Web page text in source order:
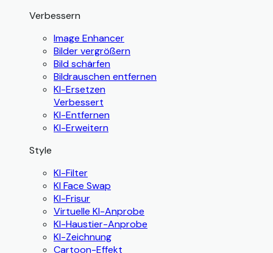
Verbessern
Image Enhancer
Bilder vergrößern
Bild schärfen
Bildrauschen entfernen
KI-Ersetzen
Verbessert
KI-Entfernen
KI-Erweitern
Style
KI-Filter
KI Face Swap
KI-Frisur
Virtuelle KI-Anprobe
KI-Haustier-Anprobe
KI-Zeichnung
Cartoon-Effekt